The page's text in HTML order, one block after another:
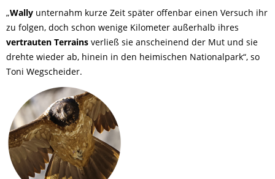
„Wally unternahm kurze Zeit später offenbar einen Versuch ihr
zu folgen, doch schon wenige Kilometer außerhalb ihres
vertrauten Terrains verließ sie anscheinend der Mut und sie
drehte wieder ab, hinein in den heimischen Nationalpark“, so
Toni Wegscheider.